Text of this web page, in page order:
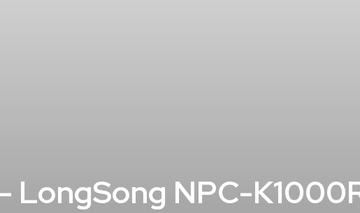
LongSong NPC-